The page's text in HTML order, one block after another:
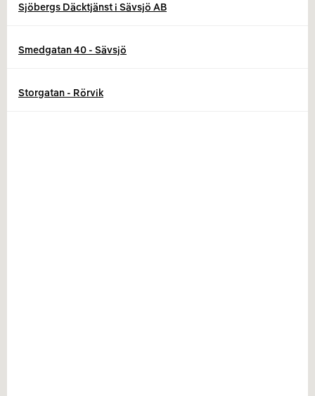
Sjöbergs Däcktjänst i Sävsjö AB
Smedgatan 40 - Sävsjö
Storgatan - Rörvik